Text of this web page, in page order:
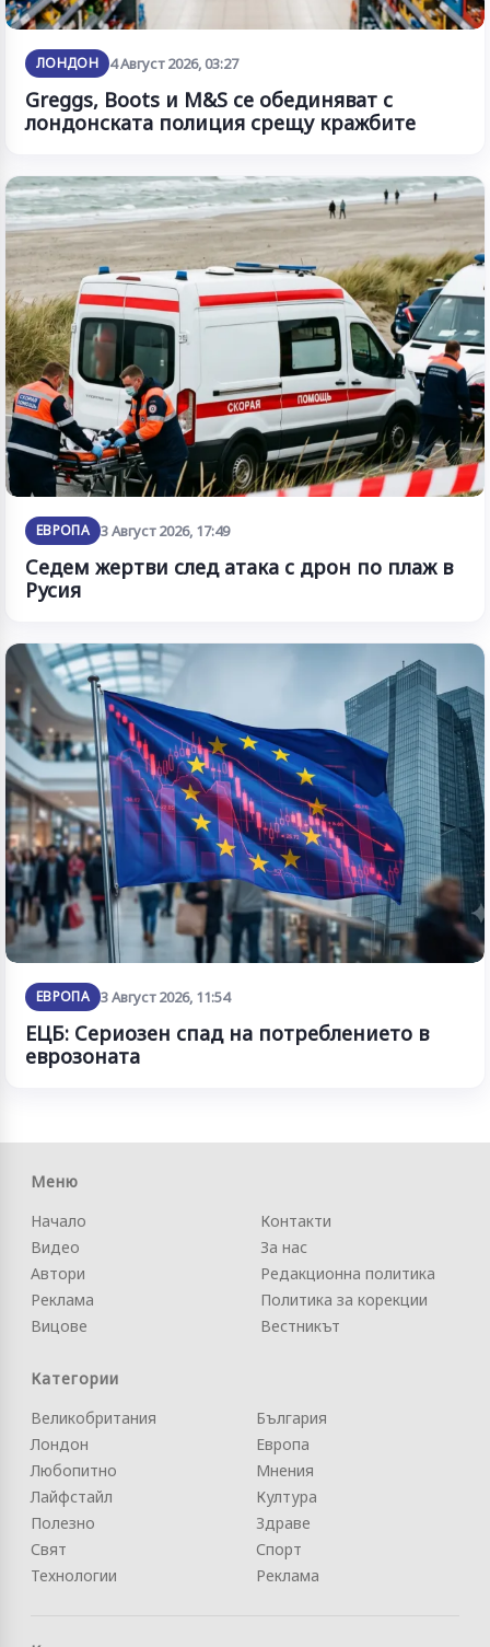
ЛОНДОН 4 Август 2026, 03:27
Greggs, Boots и M&S се обединяват с
лондонската полиция срещу кражбите
ЕВРОПА 3 Август 2026, 17:49
Седем жертви след атака с дрон по плаж в
Русия
ЕВРОПА 3 Август 2026, 11:54
ЕЦБ: Сериозен спад на потреблението в
еврозоната
Меню
Начало
Видео
Автори
Реклама
Вицове
Контакти
За нас
Редакционна политика
Политика за корекции
Вестникът
Категории
Великобритания
Лондон
Любопитно
Лайфстайл
Полезно
Свят
Технологии
България
Европа
Мнения
Култура
Здраве
Спорт
Реклама